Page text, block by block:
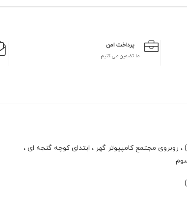
پرداخت امن
ما تضمین می کنیم
روبروی مجتمع كامپيوتر گهر ، ابتدای كوچه گنجه ای ،